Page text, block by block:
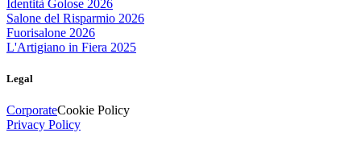
Identità Golose 2026
Salone del Risparmio 2026
Fuorisalone 2026
L'Artigiano in Fiera 2025
Legal
CorporateCookie Policy
Privacy Policy